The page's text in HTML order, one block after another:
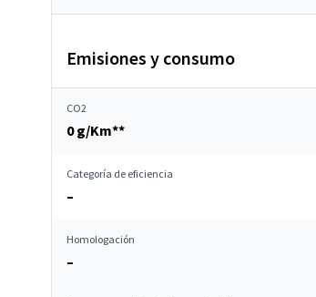
Emisiones y consumo
CO2
0 g/Km**
Categoría de eficiencia
–
Homologación
–